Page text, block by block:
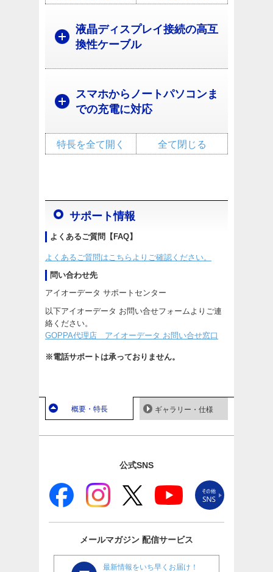
液晶ディスプレイ接続の高互
換性ケーブル
スマホからノートパソコンま
での充電に対応
全て閉じる
特長を全て開く
サポート情報
よくあるご質問【FAQ】
よくあるご質問はこちらよりご確認ください。
問い合わせ先
アイオーデータ サポートセンター
以下アイオーデータ お問い合せフォームよりご連
絡ください。
GOPPA代理店 アイオーデータ お問い合せ窓口
※電話サポートは承っておりません。
概要・特長 ギャラリー・仕様
公式SNS
メールマガジン 配信サービス
最新情報をいち早くお届け！